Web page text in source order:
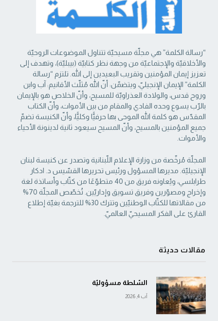
“رسالة الكلمة” هي مجلّة مسيحيّة تتناول الموضوعات الروحيّة
والأخلاقيّة والإجتماعيّة من ‏وجهة نظر كتابيّة (بيبليّة)، وتهدف إلى
تعزيز إيمان المؤمنين وتقريب البعيدين إلى الله. تلتزم “رسالة
‏الكلمة” الإيمان الإنجيليّ، ويتضمّن: أنّ الله مُثلّث الأقانيم: آب وابن
وروح قدس، والولادة العذراويّة ‏للمسيح، وأنّ الخلاص هو بالإيمان
بالرّب يسوع وحده الفادي والمقام من بين الأموات، وأنّ الكتاب
‏المقدّس هو كلمة الله الموحى بها حرفيًّا وكليًّا، وأنّ الكنيسة تضمّ
جميع المؤمنين بالمسيح، وأنّ المسيح ‏سيعود ثانية لدينونة الأحياء
والأموات. ‏
المجلّة مُرخّصة من وزارة الإعلام اللّبنانية وتصدر عن كنيسة لبنان
الإنجيليّة. مديرها المسؤول ‏ورئيس تحريرها القسّيس د. ادكار
طرابلسي، ويُعاونه فريق من 40 متطوّعًا من كتّاب وأساتذة لغة
‏وإخراج ومصوّرين وفريق تسويق وإداريّين. تُخصّص المجلّة 70%
من مقالاتها للكتّاب الوطنيّين ‏وتترك 30% للترجمة بغيّة إطلاع
القارئ على الفكر المسيحيّ العالميّ.‏
مقالات حديثة
السّلطة مسؤوليّة
آب 4, 2026